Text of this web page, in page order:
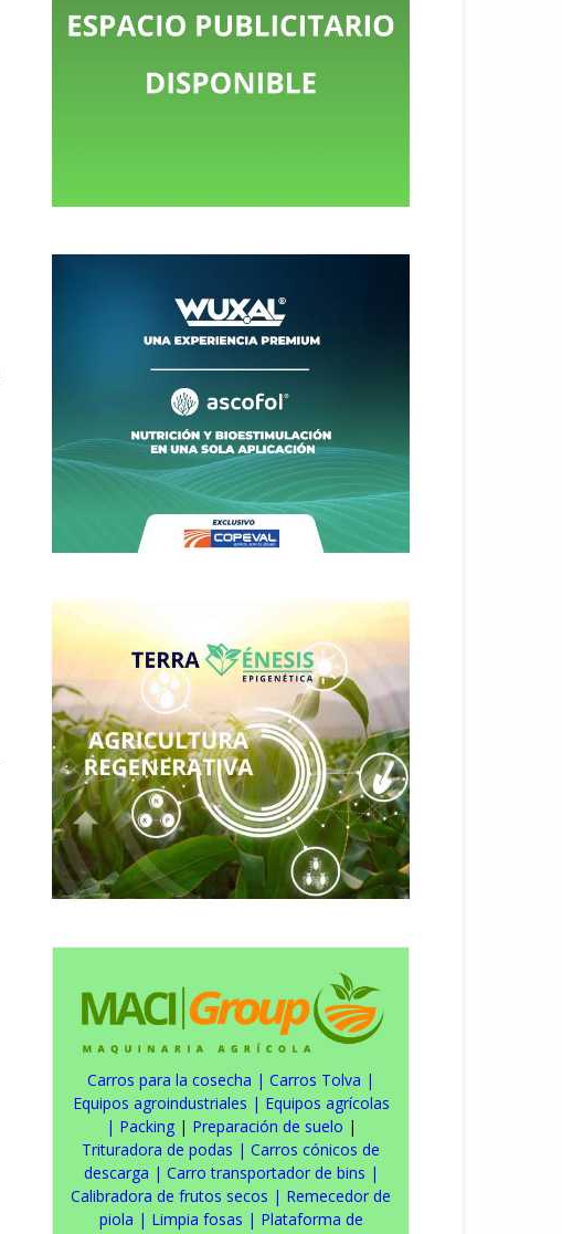
Carros para la cosecha | Carros Tolva |
Equipos agroindustriales | Equipos agrícolas
| Packing| Preparación de suelo |
Trituradora de podas | Carros cónicos de
descarga | Carro transportador de bins |
Calibradora de frutos secos | Remecedor de
piola | Limpia fosas | Plataforma de